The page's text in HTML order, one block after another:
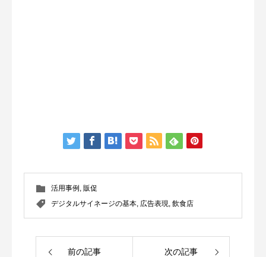
活用事例 販促
デジタルサイネージの基本 広告表現 飲食店
前の記事 次の記事